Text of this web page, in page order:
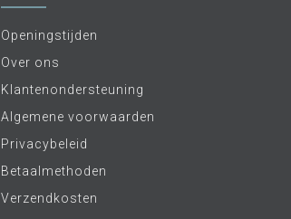
Openingstijden
Over ons
Klantenondersteuning
Algemene voorwaarden
Privacybeleid
Betaalmethoden
Verzendkosten